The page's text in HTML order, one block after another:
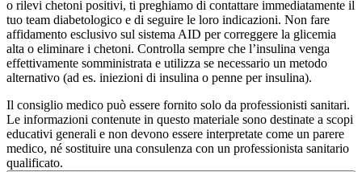
o rilevi chetoni positivi, ti preghiamo di contattare immediatamente il
tuo team diabetologico e di seguire le loro indicazioni. Non fare
affidamento esclusivo sul sistema AID per correggere la glicemia
alta o eliminare i chetoni. Controlla sempre che l’insulina venga
effettivamente somministrata e utilizza se necessario un metodo
alternativo (ad es. iniezioni di insulina o penne per insulina).
Il consiglio medico può essere fornito solo da professionisti sanitari.
Le informazioni contenute in questo materiale sono destinate a scopi
educativi generali e non devono essere interpretate come un parere
medico, né sostituire una consulenza con un professionista sanitario
qualificato.